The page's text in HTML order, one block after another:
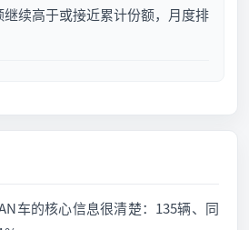
续高于或接近累计份额，月度排
车的核心信息很清楚：135辆、同